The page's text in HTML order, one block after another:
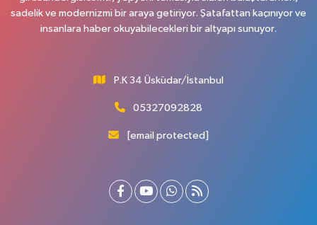
sadelik ve modernizmi bir araya getiriyor. Şatafattan kaçınıyor ve
insanlara haber okuyabilecekleri bir altyapı sunuyor.
P.K 34 Üsküdar/İstanbul
05327092828
[email protected]